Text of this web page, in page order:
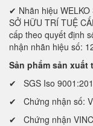
✔ Nhãn hiệu
SỞ HỮU TRÍ TUỆ
cấp theo quyết định
nhận nhãn hiệu số:
Sản phẩm sản
✔ SGS Iso
✔ Chứng nhận số:
✔ Chứng nhận